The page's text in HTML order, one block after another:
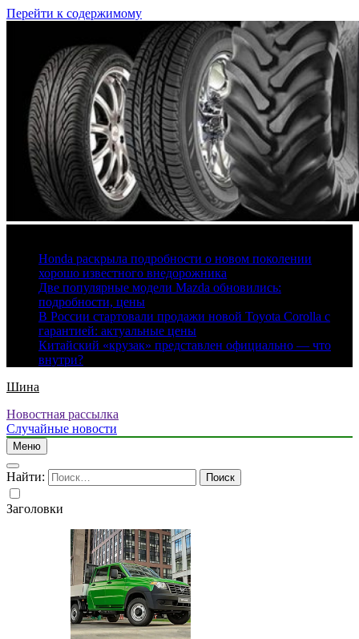
Перейти к содержимому
Honda раскрыла подробности о новом поколении
хорошо известного внедорожника
Две популярные модели Mazda обновились:
подробности, цены
В России стартовали продажи новой Toyota Corolla с
гарантией: актуальные цены
Китайский «крузак» представлен официально — что
внутри?
Шина
Новостная рассылка
Случайные новости
Меню
Найти:
Заголовки